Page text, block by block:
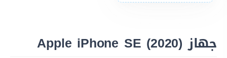
جهاز Apple iPhone SE (2020)